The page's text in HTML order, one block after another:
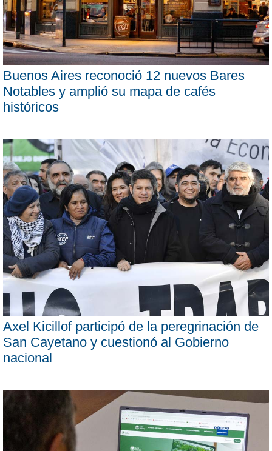
Buenos Aires reconoció 12 nuevos Bares
Notables y amplió su mapa de cafés
históricos
Axel Kicillof participó de la peregrinación de
San Cayetano y cuestionó al Gobierno
nacional